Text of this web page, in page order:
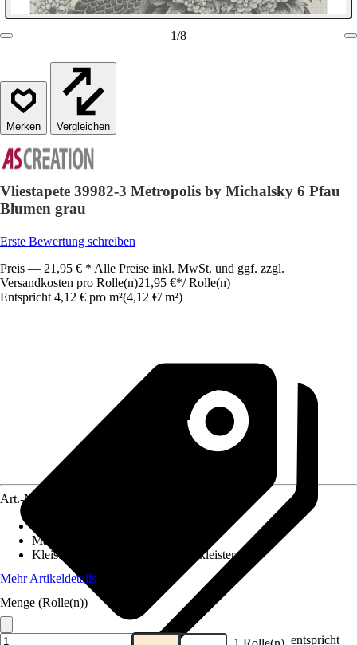
1/8
Vergleichen
Vliestapete 39982-3 Metropolis by Michalsky 6 Pfau
Blumen grau
Erste Bewertung schreiben
Preis — 21,95 € * Alle Preise inkl. MwSt. und ggf. zzgl.
Versandkosten pro Rolle(n)21,95 €*/ Rolle(n)
Entspricht 4,12 € pro m²(4,12 €/ m²)
Art.-Nr.
Maße (BxH)
Kleisterempfehlung
Vliestapetenkleister
Mehr Artikeldetails
Menge (Rolle(n))
entspricht